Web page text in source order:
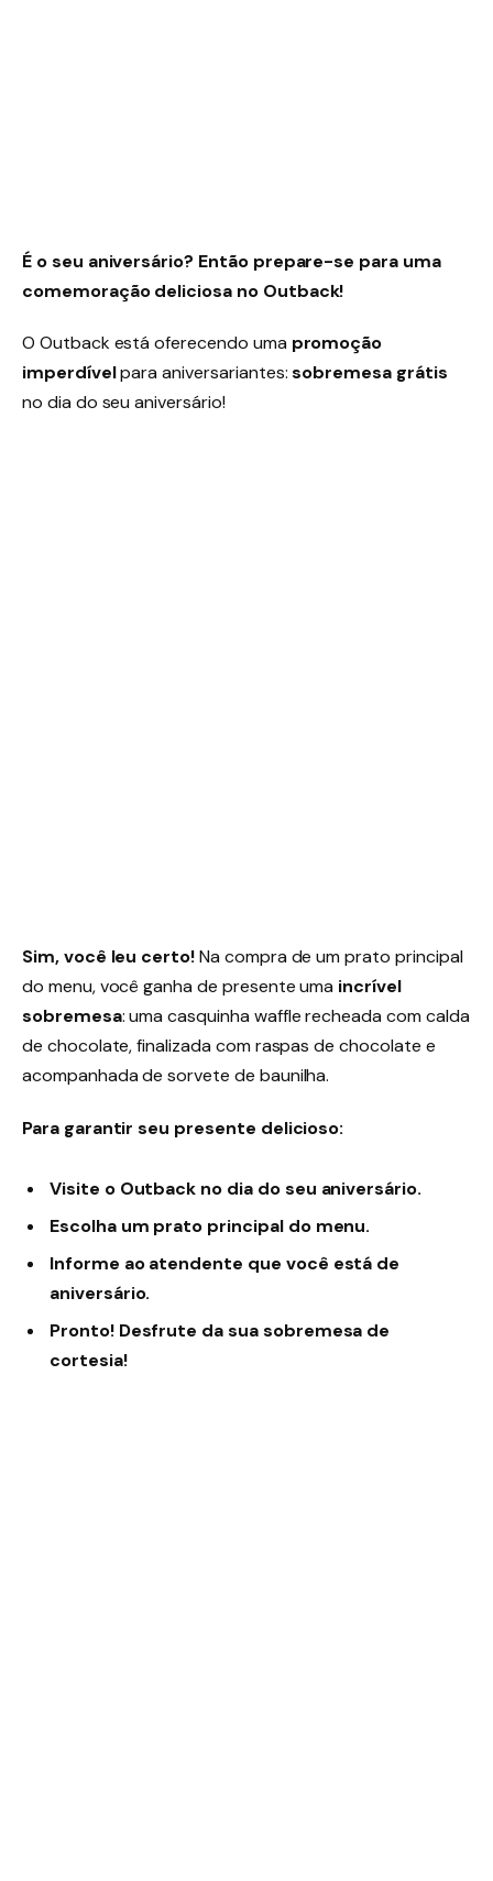
É o seu aniversário? Então prepare-se para uma
comemoração deliciosa no Outback!
O Outback está oferecendo uma promoção
imperdívelpara aniversariantes:sobremesa grátis
no dia do seu aniversário!
Sim, você leu certo!Na compra de um prato principal
do menu, você ganha de presente uma incrível
sobremesa: uma casquinha waffle recheada com calda
de chocolate, finalizada com raspas de chocolate e
acompanhada de sorvete de baunilha.
Para garantir seu presente delicioso:
Visite o Outback no dia do seu aniversário.
Escolha um prato principal do menu.
Informe ao atendente que você está de
aniversário.
Pronto! Desfrute da sua sobremesa de
cortesia!